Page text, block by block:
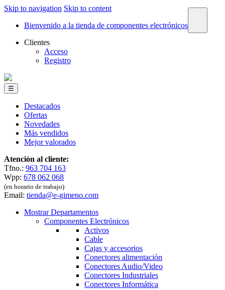
Skip to navigation Skip to content
Bienvenido a la tienda de componentes electrónicos
Clientes
Acceso
Registro
☰
Destacados
Ofertas
Novedades
Más vendidos
Mejor valorados
Atención al cliente:
Tfno.: 963 704 163
Wpp: 678 062 068
(en horario de trabajo)
Email: tienda@e-gimeno.com
Mostrar Departamentos
Componentes Electrónicos
Activos
Cable
Cajas y accesorios
Conectores alimentación
Conectores Audio/Video
Conectores Industriales
Conectores Informática